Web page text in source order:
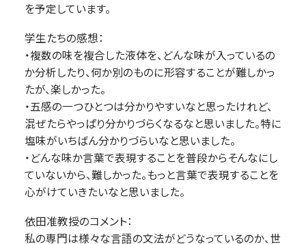
を予定しています。
学生たちの感想：
・複数の味を複合した液体を、どんな味が入っているの
か分析したり、何か別のものに形容することが難しかっ
たが、楽しかった。
・五感の一つひとつは分かりやすいなと思ったけれど、
混ぜたらやっぱり分かりづらくなるなと思いました。特に
塩味がいちばん分かりづらいなと思いました。
・どんな味か言葉で表現することを普段からそんなにし
ていないから、難しかった。もっと言葉で表現することを
心がけていきたいなと思いました。
依田准教授のコメント：
私の専門は様々な言語の文法がどうなっているのか、世